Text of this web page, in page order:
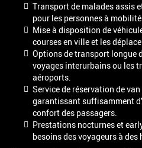
Transport de malades assis
pour les personnes à
Mise à disposition de
courses en ville et les
Options de transport longue
voyages interurbains ou les
aéroports.
Service de réservation de
garantissant suffisamment
confort des passagers.
Prestations nocturnes et
besoins des voyageurs à des